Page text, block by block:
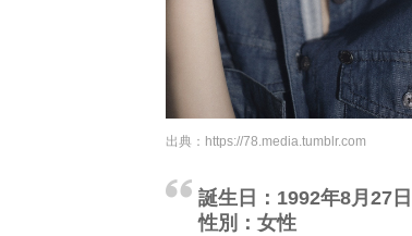
出典： https://78.media.tumblr.com
誕生日：1992年8月27日
性別：女性